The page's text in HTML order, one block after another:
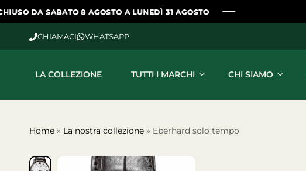
8 AGOSTO A LUNEDÌ 31 AGOSTO
8 AGOSTO A LUNEDÌ 31 AGOSTO
8 AGOSTO A LUNEDÌ 31 AGOSTO
8 AGOSTO A LUNEDÌ 31 AGOSTO
8 AGOSTO A LUNEDÌ 31 AGOSTO
CHIAMACI WHATSAPP
LA COLLEZIONE TUTTI I MARCHI CHI SIAMO
Home » La nostra collezione » Eberhard solo tempo